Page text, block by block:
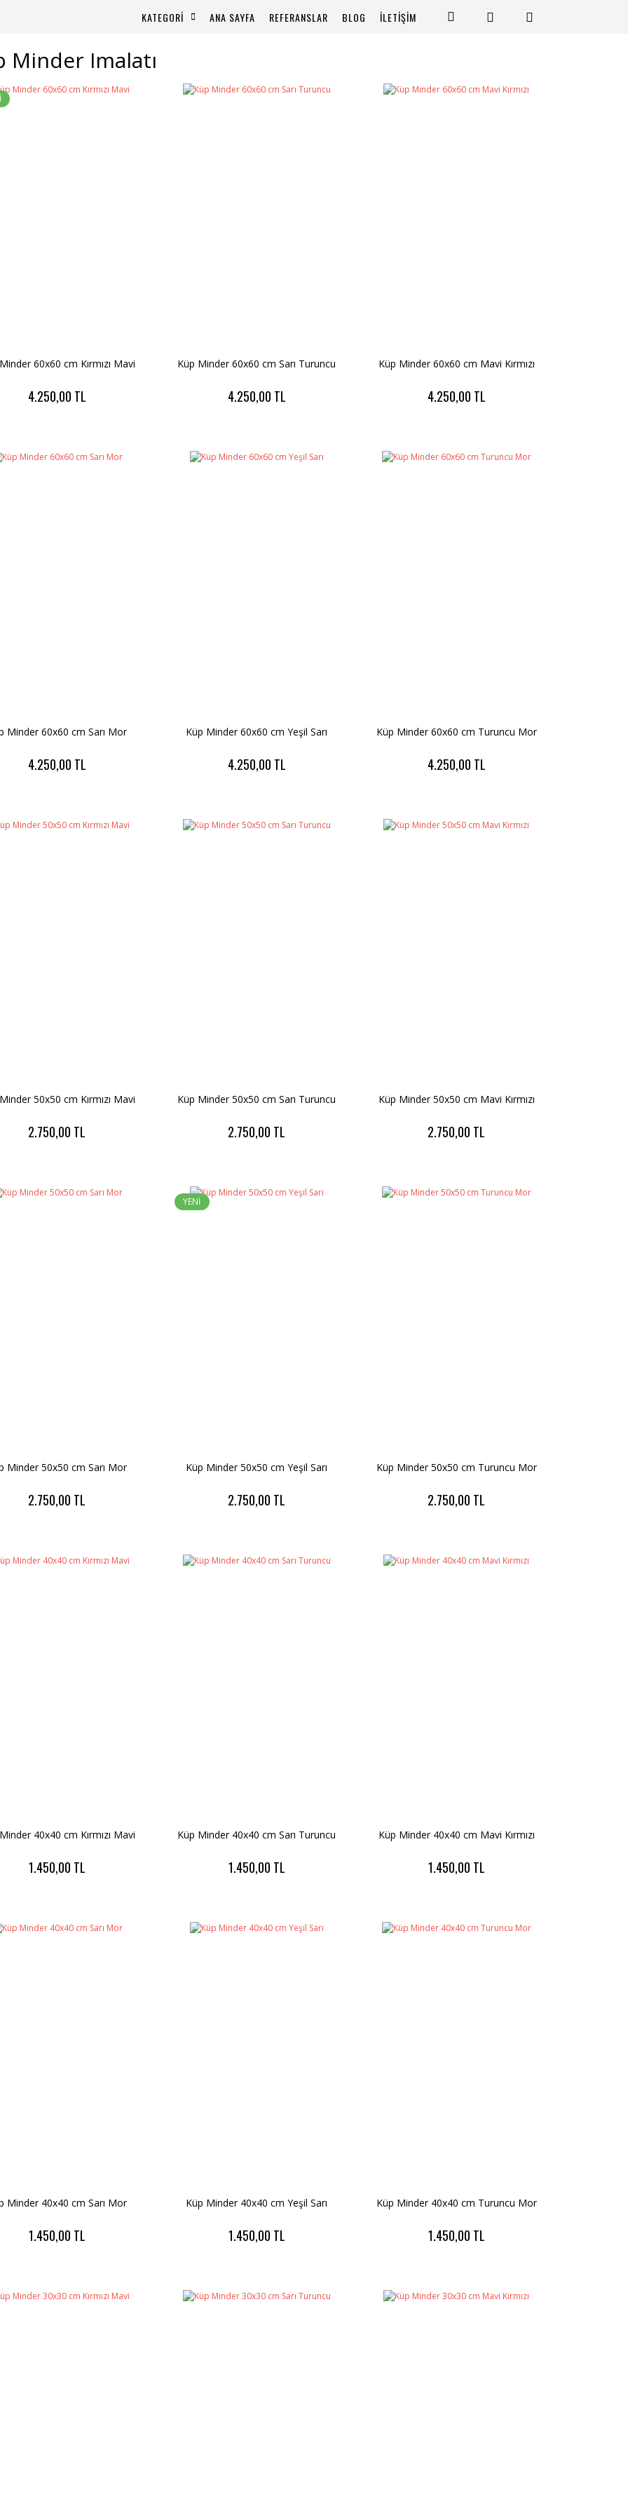
KATEGORİ ANA SAYFA REFERANSLAR BLOG İLETİŞİM
Minder Imalatı
60x60 cm Kırmızı Mavi
4.250,00 TL
Küp Minder 60x60 cm Sarı Turuncu
4.250,00 TL
Küp Minder 60x60 cm Mavi Kırmızı
4.250,00 TL
Minder 60x60 cm Sarı Mor
4.250,00 TL
Küp Minder 60x60 cm Yeşil Sarı
4.250,00 TL
Küp Minder 60x60 cm Turuncu Mor
4.250,00 TL
50x50 cm Kırmızı Mavi
2.750,00 TL
Küp Minder 50x50 cm Sarı Turuncu
2.750,00 TL
Küp Minder 50x50 cm Mavi Kırmızı
2.750,00 TL
Minder 50x50 cm Sarı Mor
2.750,00 TL
YENİ
Küp Minder 50x50 cm Yeşil Sarı
2.750,00 TL
Küp Minder 50x50 cm Turuncu Mor
2.750,00 TL
40x40 cm Kırmızı Mavi
1.450,00 TL
Küp Minder 40x40 cm Sarı Turuncu
1.450,00 TL
Küp Minder 40x40 cm Mavi Kırmızı
1.450,00 TL
Minder 40x40 cm Sarı Mor
1.450,00 TL
Küp Minder 40x40 cm Yeşil Sarı
1.450,00 TL
Küp Minder 40x40 cm Turuncu Mor
1.450,00 TL